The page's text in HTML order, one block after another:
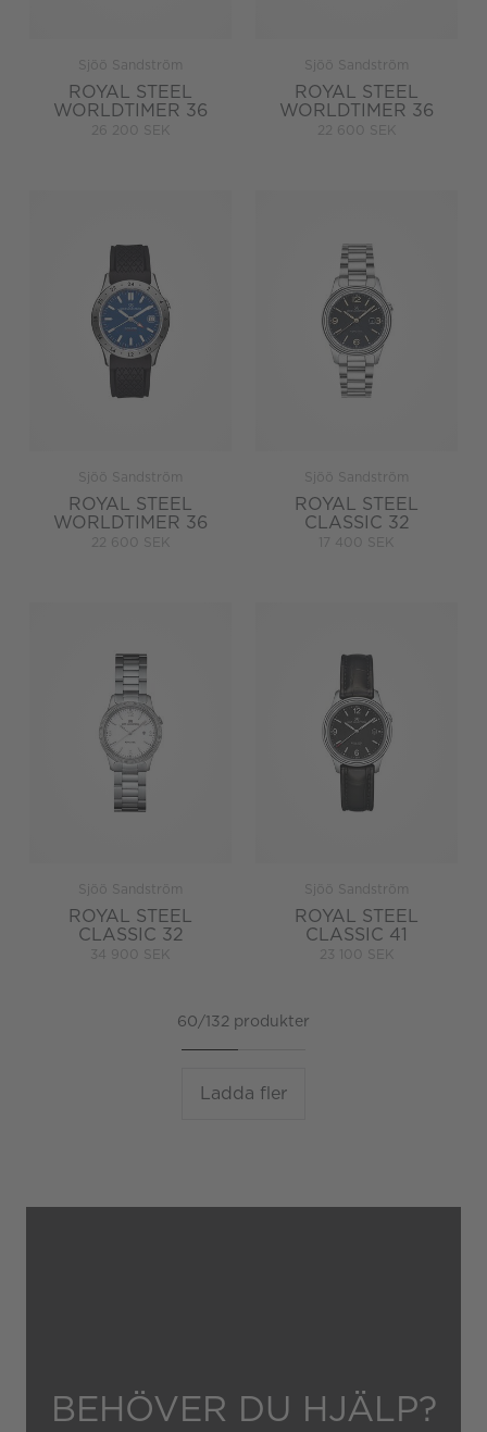
Sjöö Sandström
ROYAL STEEL
WORLDTIMER 36
26 200 SEK
Sjöö Sandström
ROYAL STEEL
WORLDTIMER 36
22 600 SEK
Sjöö Sandström
ROYAL STEEL
WORLDTIMER 36
22 600 SEK
Sjöö Sandström
ROYAL STEEL
CLASSIC 32
17 400 SEK
Sjöö Sandström
ROYAL STEEL
CLASSIC 32
34 900 SEK
Sjöö Sandström
ROYAL STEEL
CLASSIC 41
23 100 SEK
60/132 produkter
Ladda fler
BEHÖVER DU HJÄLP?